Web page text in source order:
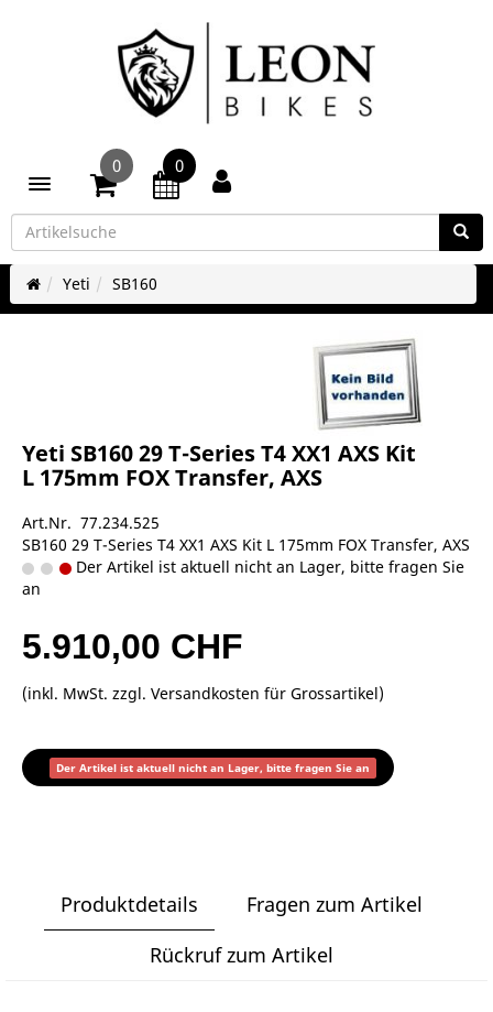
Toggle navigation
0 0
Yeti SB160
Yeti SB160 29 T-Series T4 XX1 AXS Kit
L 175mm FOX Transfer, AXS
Art.Nr. 77.234.525
SB160 29 T-Series T4 XX1 AXS Kit L 175mm FOX Transfer, AXS
Der Artikel ist aktuell nicht an Lager, bitte fragen Sie
an
5.910,00 CHF
(inkl. MwSt. zzgl. Versandkosten für Grossartikel)
Der Artikel ist aktuell nicht an Lager, bitte fragen Sie an
Produktdetails
Fragen zum Artikel
Rückruf zum Artikel